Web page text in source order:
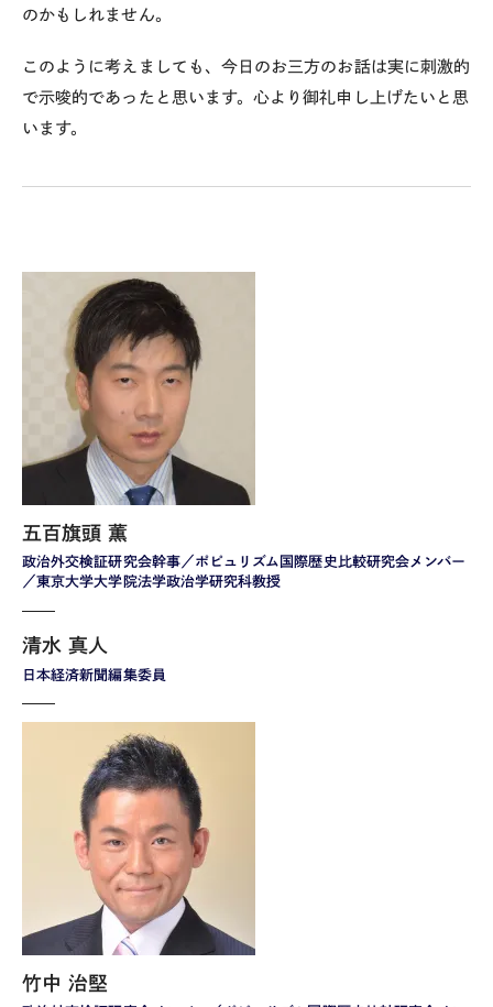
のかもしれません。
このように考えましても、今日のお三方のお話は実に刺激的
で示唆的であったと思います。心より御礼申し上げたいと思
います。
政治外交検証研究会幹事／ポピュリズム国際歴史比較研究会メンバー
／東京大学大学院法学政治学研究科教授
五百旗頭 薫
日本経済新聞編集委員
清水 真人
竹中 治堅